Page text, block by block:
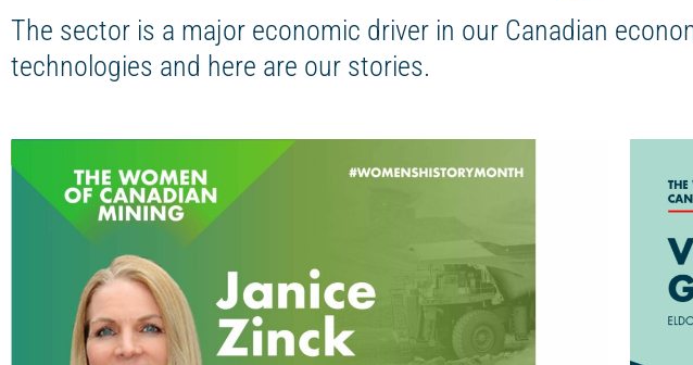
The sector is a major economic driver in our Canadian
technologies and here are our stories.